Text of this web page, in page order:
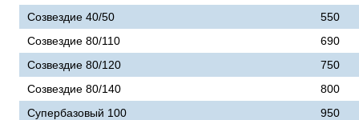
Созвездие 40/50
550
Созвездие 80/110
690
Созвездие 80/120
750
Созвездие 80/140
800
Супербазовый 100
950